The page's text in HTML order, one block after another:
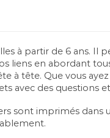
à partir de 6 ans. Il
en abordant tous
tête. Que vous ayez
avec des questions
sont imprimés dans